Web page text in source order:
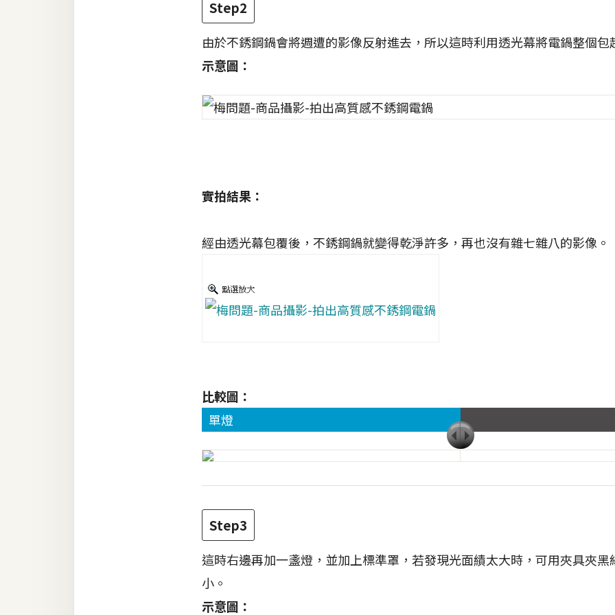
Step2
由於不銹鋼鍋會將週遭的影像反射進去，所以這時利用透光幕將電鍋整個包
示意圖：
實拍結果：
經由透光幕包覆後，不銹鋼鍋就變得乾淨許多，再也沒有雜七雜八的影像。
比較圖：
單燈
Step3
這時右邊再加一盞燈，並加上標準罩，若發現光面績太大時，可用夾具夾
小。
示意圖：